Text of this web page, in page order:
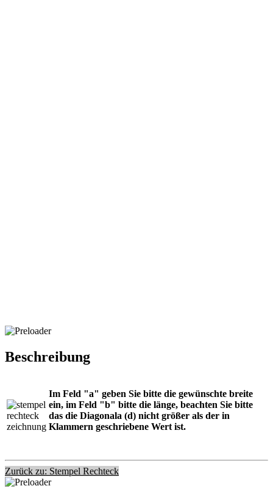
Beschreibung
Im Feld "a" geben Sie bitte die gewünschte breite
ein, im Feld "b" bitte die länge, beachten Sie bitte
das die Diagonala (d) nicht größer als der in
Klammern geschriebene Wert ist.
Zurück zu: Stempel Rechteck